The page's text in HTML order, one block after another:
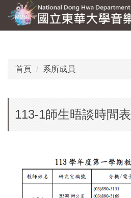
到
主
首頁 系所成員
113-1師生晤談時間表